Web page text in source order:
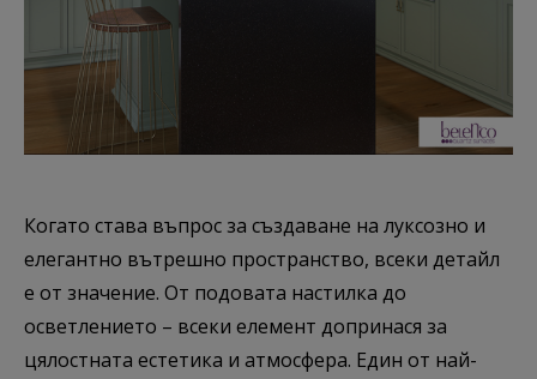
Когато става въпрос за създаване на луксозно и
елегантно вътрешно пространство, всеки детайл
е от значение. От подовата настилка до
осветлението – всеки елемент допринася за
цялостната естетика и атмосфера. Един от най-